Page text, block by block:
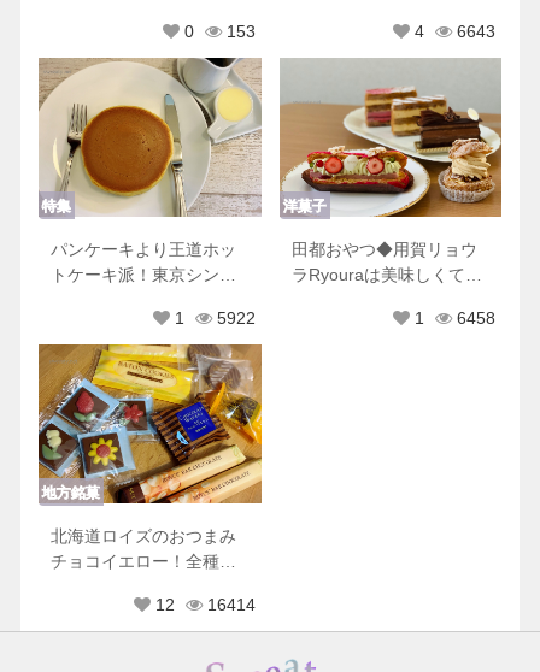
0
153
4
6643
特集
パンケーキより王道ホッ
トケーキ派！東京シンプ
1
5922
洋菓子
田都おやつ◆用賀リョウ
ラRyouraは美味しくて可
1 6458
地方銘菓
北海道ロイズのおつまみ
チョコイエロー！全種類
12
16414